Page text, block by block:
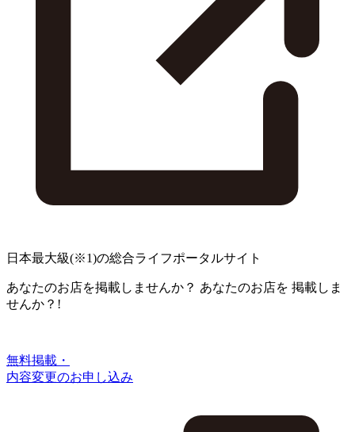
日本最大級(※1)の総合ライフポータルサイト
あなたのお店を掲載しませんか？ あなたのお店を 掲載しま
せんか？!
無料掲載・
内容変更のお申し込み